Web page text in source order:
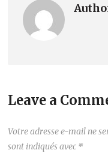
Leave a
Votre adresse e-mail ne
sont indiqués avec *